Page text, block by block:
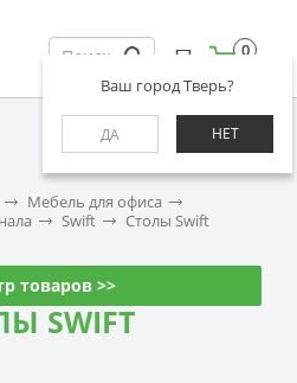
Ваш город Тверь?
ДА НЕТ
0
Мебель для офиса
Swift Столы Swift
товаров >>
SWIFT